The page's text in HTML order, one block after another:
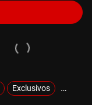
Exclusivos Mistério